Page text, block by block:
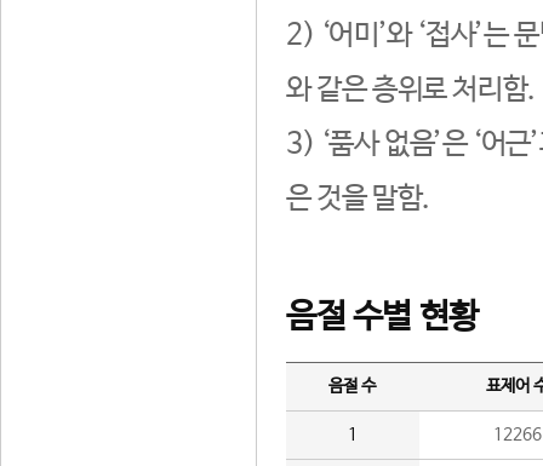
2) ‘어미’와 ‘접사’는
와 같은 층위로 처리함.
3) ‘품사 없음’은 ‘어
은 것을 말함.
음절 수별 현황
음절 수 표제어
1 12266